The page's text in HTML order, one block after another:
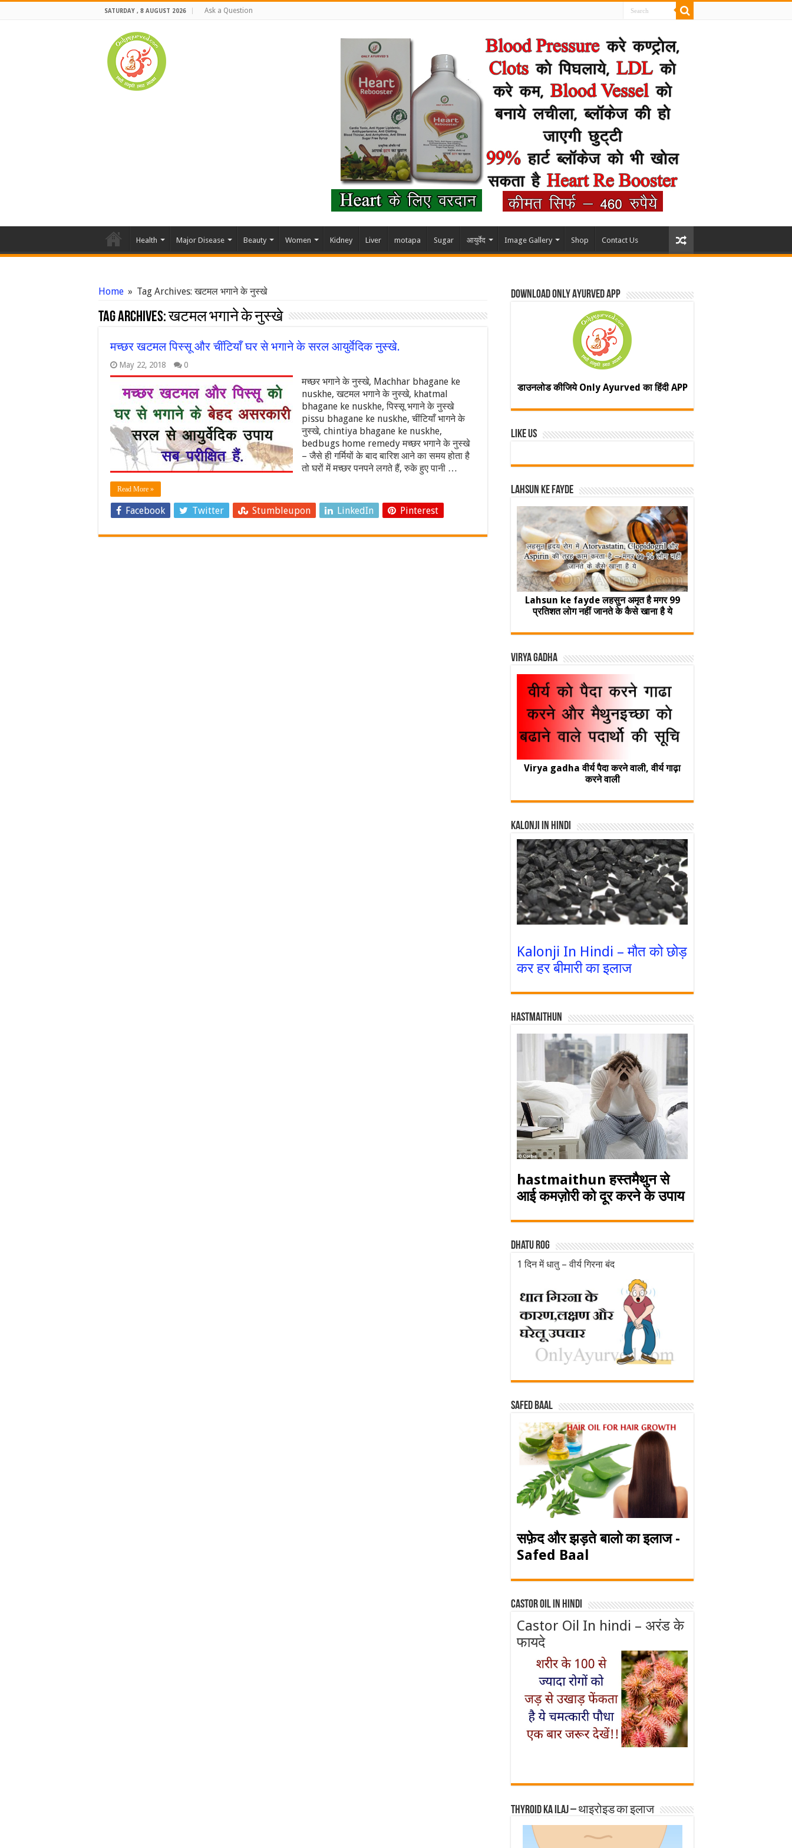
SATURDAY , 8 AUGUST 2026 Ask a Question
Health Major Disease Beauty Women Kidney Liver motapa Sugar आयुर्वेद Image Gallery Shop Contact Us
Home » Tag Archives: खटमल भगाने के नुस्खे
Tag Archives:खटमल भगाने के नुस्खे
मच्छर खटमल पिस्सू और चींटियाँ घर से भगाने के सरल आयुर्वेदिक नुस्खे.
May 22, 2018 0
मच्छर भगाने के नुस्खे, Machhar bhagane ke
nuskhe, खटमल भगाने के नुस्खे, khatmal
bhagane ke nuskhe, पिस्सू भगाने के नुस्खे
pissu bhagane ke nuskhe, चींटियाँ भागने के
नुस्खे, chintiya bhagane ke nuskhe,
bedbugs home remedy मच्छर भगाने के नुस्खे
– जैसे ही गर्मियों के बाद बारिश आने का समय होता है
तो घरों में मच्छर पनपने लगते हैं, रुके हुए पानी …
Read More »
Facebook Twitter Stumbleupon LinkedIn Pinterest
Download Only Ayurved App
डाउनलोड कीजिये Only Ayurved का हिंदी APP
Like Us
Lahsun ke fayde
Lahsun ke fayde लहसुन अमृत है मगर 99
प्रतिशत लोग नहीं जानते के कैसे खाना है ये
Virya Gadha
Virya gadha वीर्य पैदा करने वाली, वीर्य गाढ़ा
करने वाली
Kalonji In Hindi
Kalonji In Hindi – मौत को छोड़
कर हर बीमारी का इलाज
Hastmaithun
hastmaithun हस्तमैथुन से
आई कमज़ोरी को दूर करने के उपाय
Dhatu rog
1 दिन में धातु – वीर्य गिरना बंद
Safed baal
सफ़ेद और झड़ते बालो का इलाज -
Safed Baal
Castor Oil In Hindi
Castor Oil In hindi – अरंड के
फायदे
Thyroid ka ilaj – थाइरोइड का इलाज